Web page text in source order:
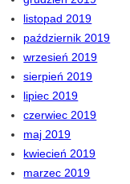
listopad 2019
październik 2019
wrzesień 2019
sierpień 2019
lipiec 2019
czerwiec 2019
maj 2019
kwiecień 2019
marzec 2019